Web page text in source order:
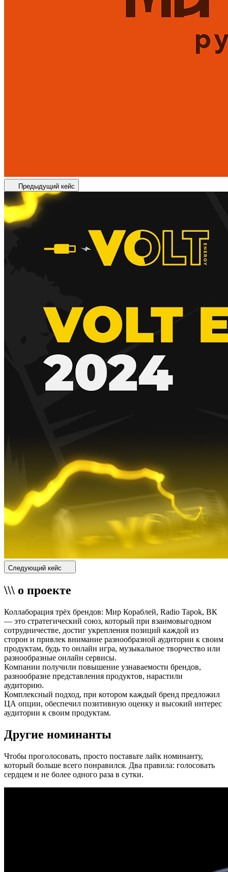
Предыдущий кейс
Следующий кейс
\\\ о проекте
Коллаборация трёх брендов: Мир Кораблей, Radio Tapok, ВК
— это стратегический союз, который при взаимовыгодном
сотрудничестве, достиг укрепления позиций каждой из
сторон и привлек внимание разнообразной аудитории к своим
продуктам, будь то онлайн игра, музыкальное творчество или
разнообразные онлайн сервисы.
Компании получили повышение узнаваемости брендов,
разнообразие представления продуктов, нарастили
аудиторию.
Комплексный подход, при котором каждый бренд предложил
ЦА опции, обеспечил позитивную оценку и высокий интерес
аудитории к своим продуктам.
Другие номинанты
Чтобы проголосовать, просто поставьте лайк номинанту,
который больше всего понравился. Два правила: голосовать
сердцем и не более одного раза в сутки.